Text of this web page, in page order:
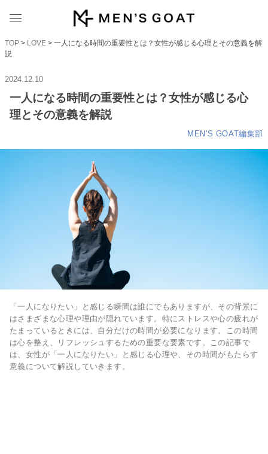
TOP > LOVE > 一人になる時間の重要性とは？女性が感じる心理とその意義を解
説
2024.12.10
一人になる時間の重要性とは？女性が感じる心
理とその意義を解説
MEN'S GOAT編集部
「一人になりたい」と感じる瞬間は誰にでもありますが、その背景に
はさまざまな心理や理由が隠れています。特にストレスや心の疲れが
たまっているときには、自分だけの時間が必要になります。この時間
は心を整え、リフレッシュするための重要な要素です。この記事で
は、女性が「一人になりたい」と感じる心理や、その時間がもたらす
意義について解説していきます。